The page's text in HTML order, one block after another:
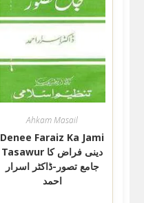
Ahkam Masail
Denee Faraiz Ka Jami
Tasawur دینی فراض کا
جامع تصور-ڈاکٹر اسرار
احمد